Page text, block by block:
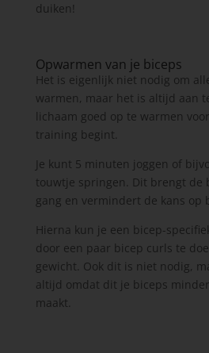
duiken!
Opwarmen van je biceps
Het is eigenlijk niet nodig om
warmen, maar het is altijd aan
lichaam goed op te warmen
training begint.
Je kunt 5 minuten joggen of
touwtje springen. Dit brengt de
gang en vermindert de kans op
Hierna kun je een bicep-
door een paar bicep curls te
gewicht. Ook dit is niet nodig,
altijd omdat dit je biceps
maakt.